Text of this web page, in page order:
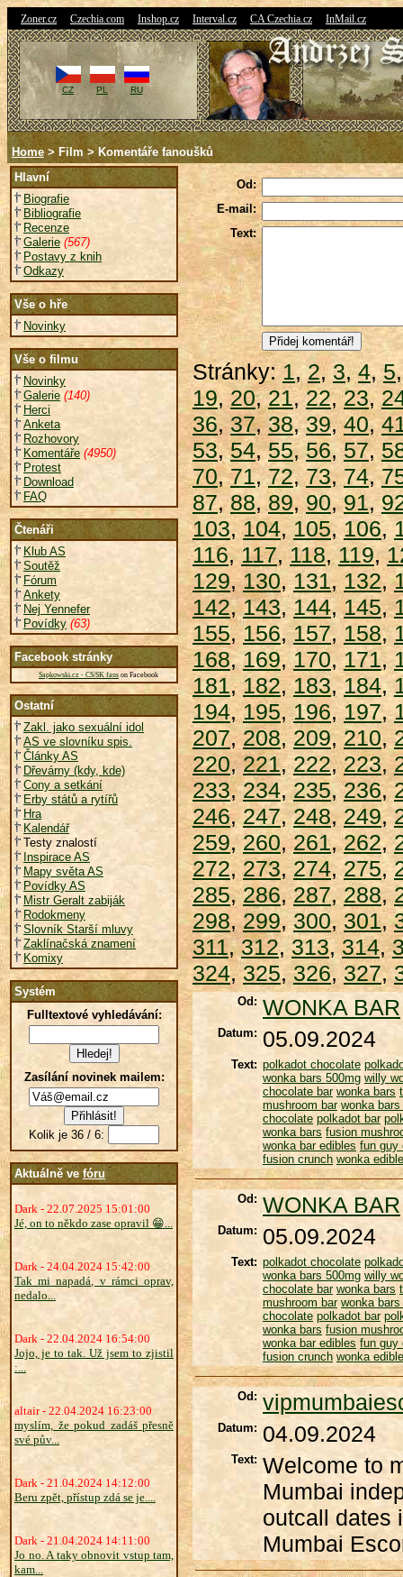
Zoner.cz Czechia.com Inshop.cz Interval.cz CA Czechia.cz InMail.cz
CZ PL RU
Home > Film > Komentáře fanoušků
Hlavní
Biografie
Bibliografie
Recenze
Galerie (567)
Postavy z knih
Odkazy
Vše o hře
Novinky
Vše o filmu
Novinky
Galerie (140)
Herci
Anketa
Rozhovory
Komentáře (4950)
Protest
Download
FAQ
Čtenáři
Klub AS
Soutěž
Fórum
Ankety
Nej Yennefer
Povídky (63)
Facebook stránky
Sapkowski.cz - CS/SK fans on Facebook
Ostatní
Zakl. jako sexuální idol
AS ve slovníku spis.
Články AS
Dřevárny (kdy, kde)
Cony a setkání
Erby států a rytířů
Hra
Kalendář
Testy znalostí
Inspirace AS
Mapy světa AS
Povídky AS
Mistr Geralt zabiják
Rodokmeny
Slovník Starší mluvy
Zaklínačská znamení
Komixy
Systém
Fulltextové vyhledávání:
Zasílání novinek mailem:
Kolik je 36 / 6:
Aktuálně ve fóru
Dark - 22.07.2025 15:01:00
Jé, on to někdo zase opravil 😁...
Dark - 24.04.2024 15:42:00
Tak mi napadá, v rámci oprav,
nedalo...
Dark - 22.04.2024 16:54:00
Jojo, je to tak. Už jsem to zjistil
:...
altair - 22.04.2024 16:23:00
myslím, že pokud zadáš přesně
své pův...
Dark - 21.04.2024 14:12:00
Beru zpět, přístup zdá se je....
Dark - 21.04.2024 14:11:00
Jo no. A taky obnovit vstup tam,
kam...
Od:
E-mail:
Text:
Stránky:1,2,3,4,5
19,20,21,22,23,
36, 37,38,39,40,
53,54,55,56,57,
70,71,72,73, 74,
87,88,89, 90,91,
103, 104,105,106,
116,117,118,119,
129,130, 131, 132,
142,143,144,145,
155,156,157, 158,
168,169, 170,171,
181,182,183,184,
194,195,196,197,
207, 208, 209,210,
220,221,222,223,
233,234, 235,236,
246, 247,248, 249,
259,260,261,262,
272, 273,274,275,
285,286,287, 288,
298,299, 300, 301,
311,312,313,314,
324,325,326, 327,
Od: WONKA BAR
Datum: 05.09.2024
Text: polkadot chocolate
wonka bars 500mg willy
chocolate bar wonka bars
mushroom bar wonka
chocolate polkadot bar
wonka bars fusion
wonka bar edibles fun guy
fusion crunch wonka
Od: WONKA BAR
Datum: 05.09.2024
Text: polkadot chocolate
wonka bars 500mg willy
chocolate bar wonka bars
mushroom bar wonka
chocolate polkadot bar
wonka bars fusion
wonka bar edibles fun guy
fusion crunch wonka
Od:
Datum: 04.09.2024
Text: Welcome to
Mumbai
outcall dates
Mumbai